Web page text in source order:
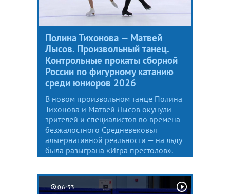
Полина Тихонова — Матвей
Лысов. Произвольный танец.
Контрольные прокаты сборной
России по фигурному катанию
среди юниоров 2026
В новом произвольном танце Полина
Тихонова и Матвей Лысов окунули
зрителей и специалистов во времена
безжалостного Средневековья
альтернативной реальности — на льду
была разыграна «Игра престолов».
06:33